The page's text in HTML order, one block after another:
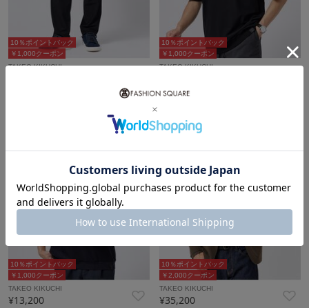
￥1,000クーポン
10％ポイントバック
TAKEO KIKUCHI
￥1,000クーポン
10％ポイントバック
TAKEO KIKUCHI
￥1,000クーポン
10％ポイントバック
TAKEO KIKUCHI
¥13,200
￥2,000クーポン
10％ポイントバック
TAKEO KIKUCHI
¥35,200